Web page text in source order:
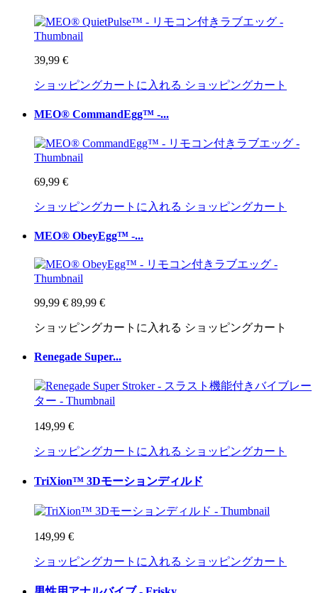
39,99 €
ショッピングカートに入れる ショッピングカート
MEO® CommandEgg™ -...
69,99 €
ショッピングカートに入れる ショッピングカート
MEO® ObeyEgg™ -...
99,99 € 89,99 €
ショッピングカートに入れる ショッピングカート
Renegade Super...
149,99 €
ショッピングカートに入れる ショッピングカート
TriXion™ 3Dモーションディルド
149,99 €
ショッピングカートに入れる ショッピングカート